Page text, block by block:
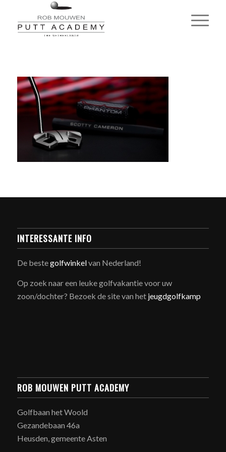
INTERESSANTE INFO
De bestegolfwinkelvan Nederland!
Op zoek naar een leuke golfvakantie voor uw
zoon/dochter? Bezoek de site van hetjeugdgolfkamp
ROB MOUWEN PUTT ACADEMY
Golfbaan het Woold
Gezandebaan 46a
Heusden, gemeente Asten